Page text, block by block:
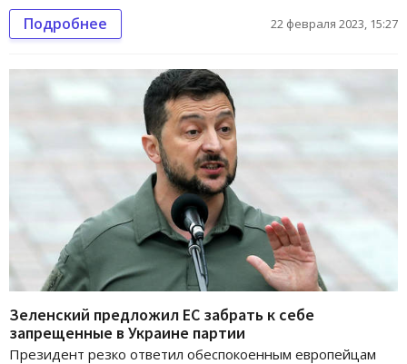
Подробнее 22 февраля 2023, 15:27
Зеленский предложил ЕС забрать к себе
запрещенные в Украине партии
Президент резко ответил обеспокоенным европейцам